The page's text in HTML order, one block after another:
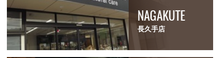
NAGAKUTE
長久手店